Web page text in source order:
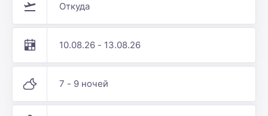
Откуда
10.08.26 - 13.08.26
7 - 9 ночей